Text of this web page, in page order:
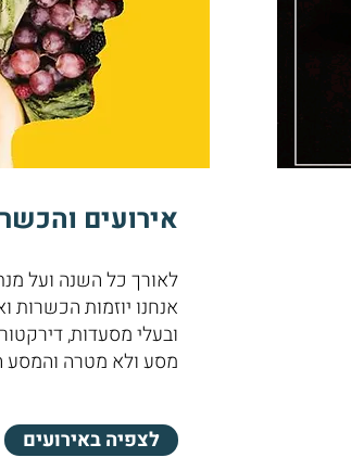
אירועים
לאורך כל השנה ועל
אנחנו יוזמות הכשרות
ובעלי מסעדות,
מסע ולא מטרה והמסע
לצפיה באירועים